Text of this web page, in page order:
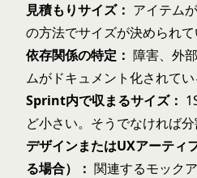
見積もりサイズ： アイテム
の方法でサイズが決められて
依存関係の特定： 障害、外
ムがドキュメント化されてい
Sprint内で収まるサイズ：
ど小さい。そうでなければ分
デザインまたはUXアーティ
る場合）： 関連するモック